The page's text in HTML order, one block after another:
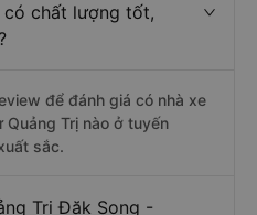
có chất lượng tốt,
để đánh giá có nhà xe
Trị nào ở tuyến
sắc.
Trị Đăk Song -